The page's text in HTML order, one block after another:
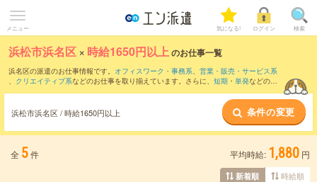
メニュー 気になる! ログイン 検索
浜松市浜名区 × 時給1650円以上のお仕事一覧
浜名区の派遣のお仕事情報です。 オフィスワーク・事務系、 営業・販売・サービス系
、 クリエイティブ系などのお仕事を取り揃えています。さらに、 短期 ・ 単発などの期
浜松市浜名区 / 時給1650円以上 条件の変更
全 5件 平均時給: 1,880 円
新着順 時給順